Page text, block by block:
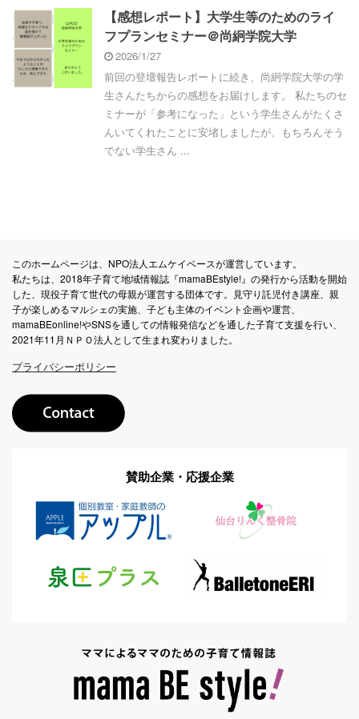
【感想レポート】大学生等のためのライ
フプランセミナー＠尚絅学院大学
2026/1/27
前回の登壇報告レポートに続き、尚絅学院大学の学
生さんたちからの感想をお届けします。 私たちのセ
ミナーが「参考になった」という学生さんがたくさ
んいてくれたことに安堵しましたが、もちろんそう
でない学生さん ...
このホームページは、NPO法人エムケイベースが運営しています。
私たちは、2018年子育て地域情報誌『mamaBEstyle!』の発行から活動を開始
した、現役子育て世代の母親が運営する団体です。見守り託児付き講座、親
子が楽しめるマルシェの実施、子ども主体のイベント企画や運営、
mamaBEonline!やSNSを通しての情報発信などを通した子育て支援を行い、
2021年11月ＮＰＯ法人として生まれ変わりました。
プライバシーポリシー
賛助企業・応援企業